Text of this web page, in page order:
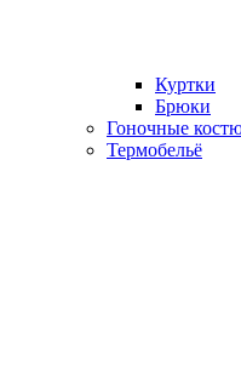
Куртки
Брюки
Гоночные
Термобельё